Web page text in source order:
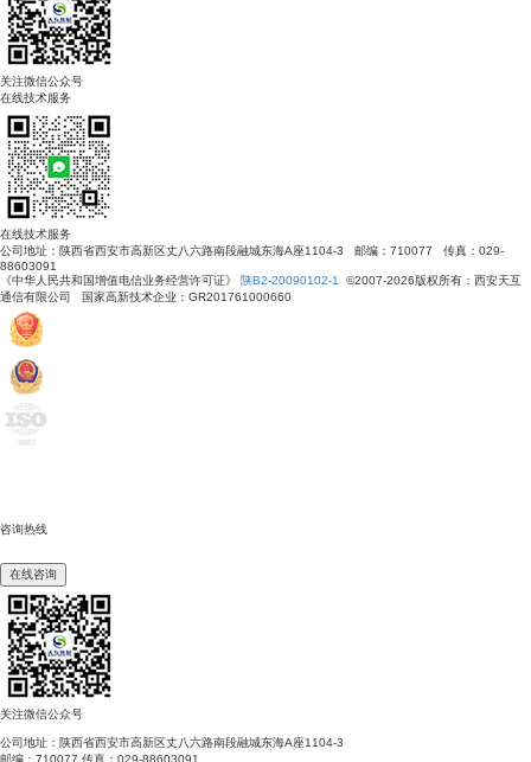
关注微信公众号
在线技术服务
在线技术服务
公司地址：陕西省西安市高新区丈八六路南段融城东海A座1104-3 邮编：710077 传真：029-
88603091
《中华人民共和国增值电信业务经营许可证》 陕B2-20090102-1
©2007-2026版权所有：西安天互
通信有限公司 国家高新技术企业：GR201761000660
咨询热线
在线咨询
关注微信公众号
公司地址：陕西省西安市高新区丈八六路南段融城东海A座1104-3
邮编：710077 传真：029-88603091